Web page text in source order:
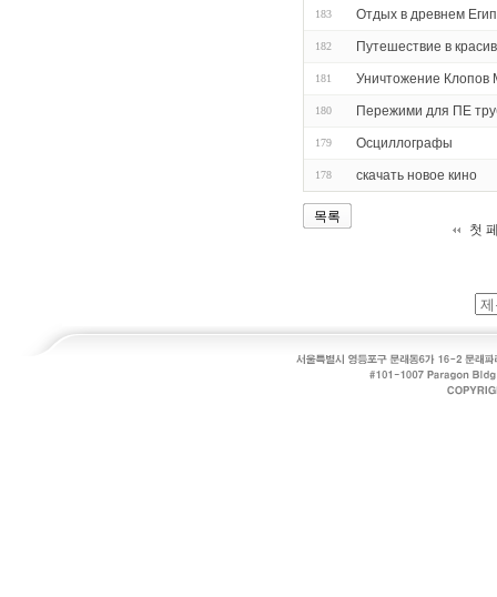
183 Отдых в древнем
182 Путешествие в
181 Уничтожение Клопов
180 Пережими для ПЕ
179 Осциллографы
178 скачать новое кино
목록
첫